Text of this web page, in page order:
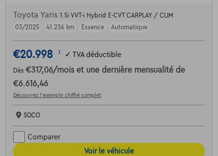
Toyota Yaris 1.5i VVT-i Hybrid E-CVT CARPLAY / CLIM
03/2025
41.236 km Essence Automatique
€20.998 1 ✓ TVA déductible
Dès €317,06/mois et une dernière mensualité de
€6.616,46
Découvrez l’exemple chiffré complet
SOCO
Comparer
Voir le véhicule